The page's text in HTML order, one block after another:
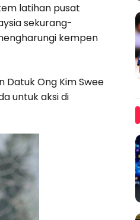
latihan pusat
sekurang-
kempen
Datuk Ong Kim Swee
untuk aksi di